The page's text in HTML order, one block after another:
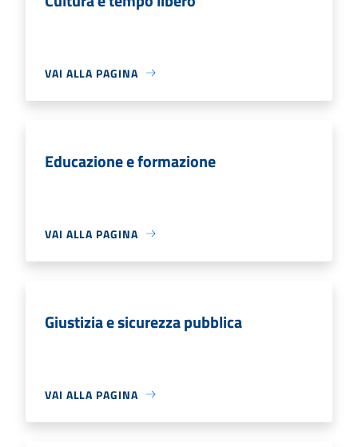
VAI ALLA PAGINA
Educazione e formazione
VAI ALLA PAGINA
Giustizia e sicurezza pubblica
VAI ALLA PAGINA